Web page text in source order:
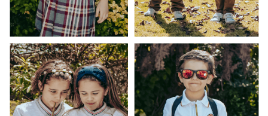
Ayuda Al Cliente
Contacto
¿Cómo Comprar?
Cambios y Devoluciones
¿Cómo Medirme?